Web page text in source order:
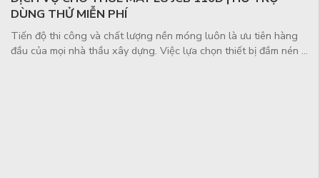
DÙNG THỬ MIỄN PHÍ
Tiến độ thi công và chất lượng nền móng luôn là ưu tiên hàng
đầu của mọi nhà thầu xây dựng. Việc lựa chọn thiết bị đầm nén ...